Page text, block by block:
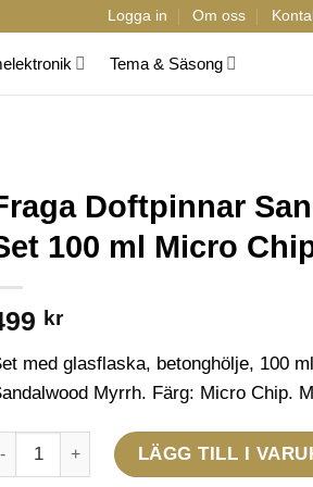
Logga in Om oss
Tema & Säsong
Doftpinnar
100 ml Micro
kr
med glasflaska, betonghölje, 100
Myrrh. Färg: Micro Chip.
Doftpinnar Sandalwood Myrrh Set
LÄGG TILL I